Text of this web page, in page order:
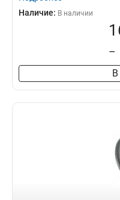
Наличие: В наличии
–
В